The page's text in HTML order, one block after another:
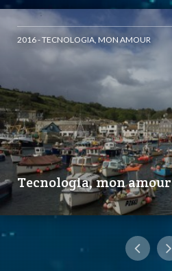
2016 - TECNOLOGIA, MON AMOUR
Tecnologia, mon amour